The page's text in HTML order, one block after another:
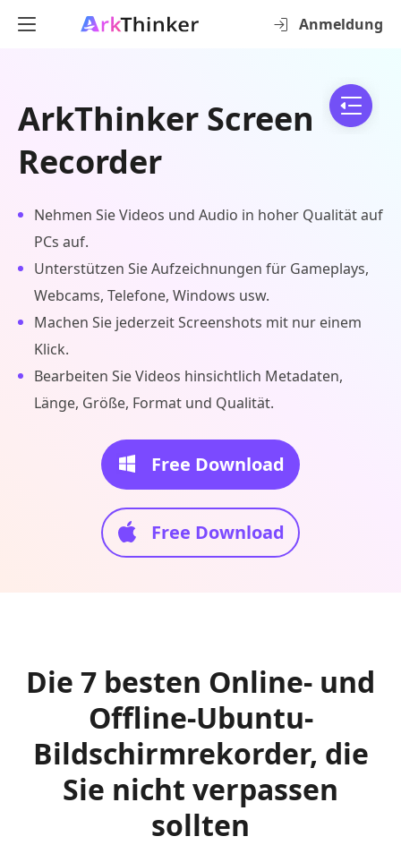
Anmeldung
ArkThinker Screen
Recorder
Nehmen Sie Videos und Audio in hoher Qualität auf
PCs auf.
Unterstützen Sie Aufzeichnungen für Gameplays,
Webcams, Telefone, Windows usw.
Machen Sie jederzeit Screenshots mit nur einem
Klick.
Bearbeiten Sie Videos hinsichtlich Metadaten,
Länge, Größe, Format und Qualität.
Free Download
Free Download
Die 7 besten Online- und
Offline-Ubuntu-
Bildschirmrekorder, die
Sie nicht verpassen
sollten